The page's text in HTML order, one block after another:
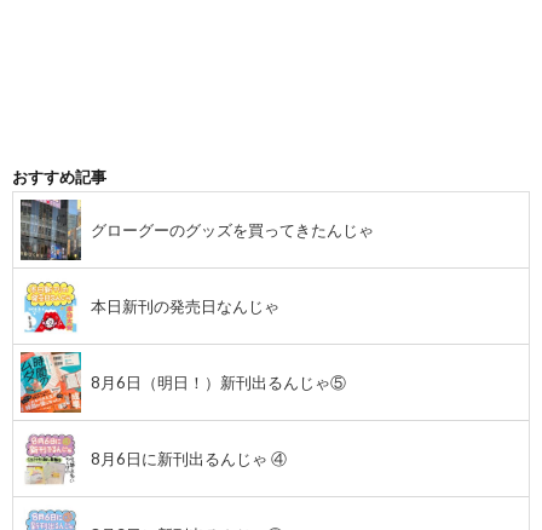
おすすめ記事
グローグーのグッズを買ってきたんじゃ
本日新刊の発売日なんじゃ
8月6日（明日！）新刊出るんじゃ⑤
8月6日に新刊出るんじゃ ④